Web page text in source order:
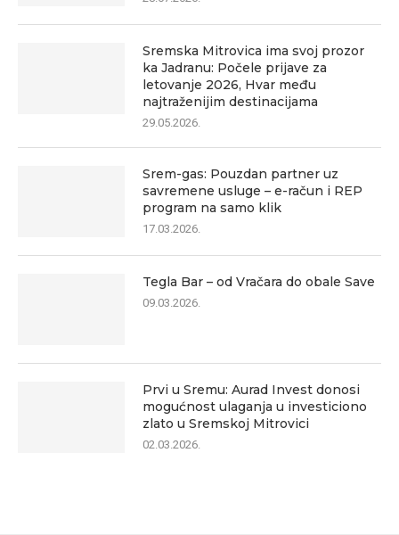
Sremska Mitrovica ima svoj prozor
ka Jadranu: Počele prijave za
letovanje 2026, Hvar među
najtraženijim destinacijama
29.05.2026.
Srem-gas: Pouzdan partner uz
savremene usluge – e-račun i REP
program na samo klik
17.03.2026.
Tegla Bar – od Vračara do obale Save
09.03.2026.
Prvi u Sremu: Aurad Invest donosi
mogućnost ulaganja u investiciono
zlato u Sremskoj Mitrovici
02.03.2026.